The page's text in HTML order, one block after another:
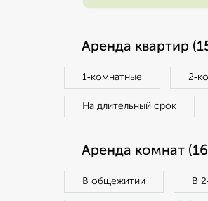
Аренда квартир
1‑комнатные
На длительный срок
Аренда комнат
В общежитии В